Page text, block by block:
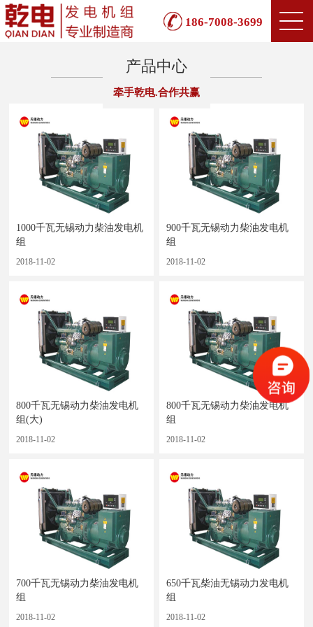
186-7008-3699
产品中心
牵手乾电.合作共赢
1000千瓦无锡动力柴油发电机
组
2018-11-02
900千瓦无锡动力柴油发电机
组
2018-11-02
800千瓦无锡动力柴油发电机
组(大)
2018-11-02
800千瓦无锡动力柴油发电机
组
2018-11-02
700千瓦无锡动力柴油发电机
组
2018-11-02
650千瓦柴油无锡动力发电机
组
2018-11-02